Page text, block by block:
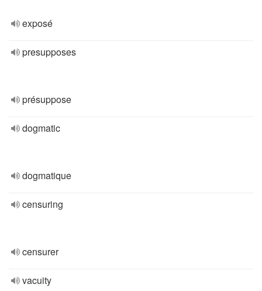
exposé
presupposes
présuppose
dogmatic
dogmatique
censuring
censurer
vacuity